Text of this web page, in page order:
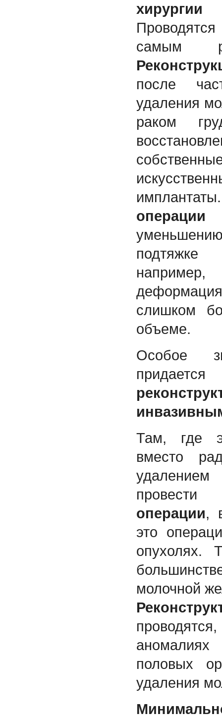
самым
после
удаления
раком
слишком
объеме.
Особое
Там, где
вместо
операции,
это
опухолях.
молочной
половых
удаления